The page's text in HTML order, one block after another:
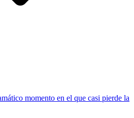
momento en el que casi pierde la